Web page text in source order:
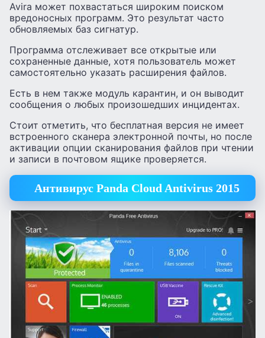
Avira может похвастаться широким поиском
вредоносных программ. Это результат часто
обновляемых баз сигнатур.
Программа отслеживает все открытые или
сохраненные данные, хотя пользователь может
самостоятельно указать расширения файлов.
Есть в нем также модуль карантин, и он выводит
сообщения о любых произошедших инцидентах.
Стоит отметить, что бесплатная версия не имеет
встроенного сканера электронной почты, но после
активации опции сканирования файлов при чтении
и записи в почтовом ящике проверяется.
Антивирус Panda Cloud Antivirus 2015